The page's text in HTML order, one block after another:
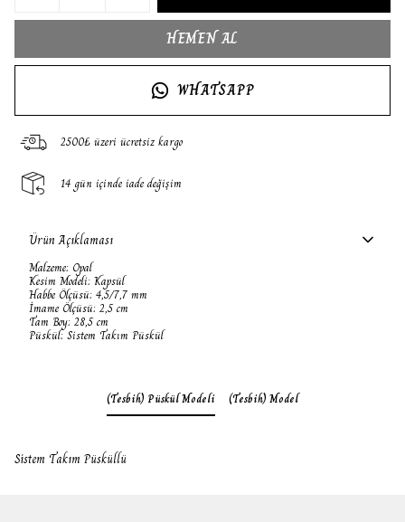
HEMEN AL
WHATSAPP
2500₺ üzeri ücretsiz kargo
14 gün içinde iade değişim
Ürün Açıklaması
Malzeme: Opal
Kesim Modeli: Kapsül
Habbe Ölçüsü: 4,5/7,7 mm
İmame Ölçüsü: 2,5 cm
Tam Boy: 28,5 cm
Püskül: Sistem Takım Püskül
(Tesbih) Püskül Modeli (Tesbih) Model
Sistem Takım Püsküllü